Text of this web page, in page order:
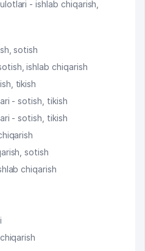
- ishlab chiqarish,
sotish
ishlab chiqarish
tikish
- sotish, tikish
- sotish, tikish
sotish
chiqarish